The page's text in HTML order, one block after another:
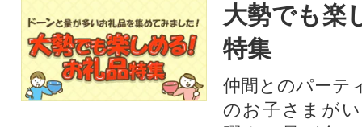
大勢でも楽
特集
仲間とのパーテ
のお子さまが